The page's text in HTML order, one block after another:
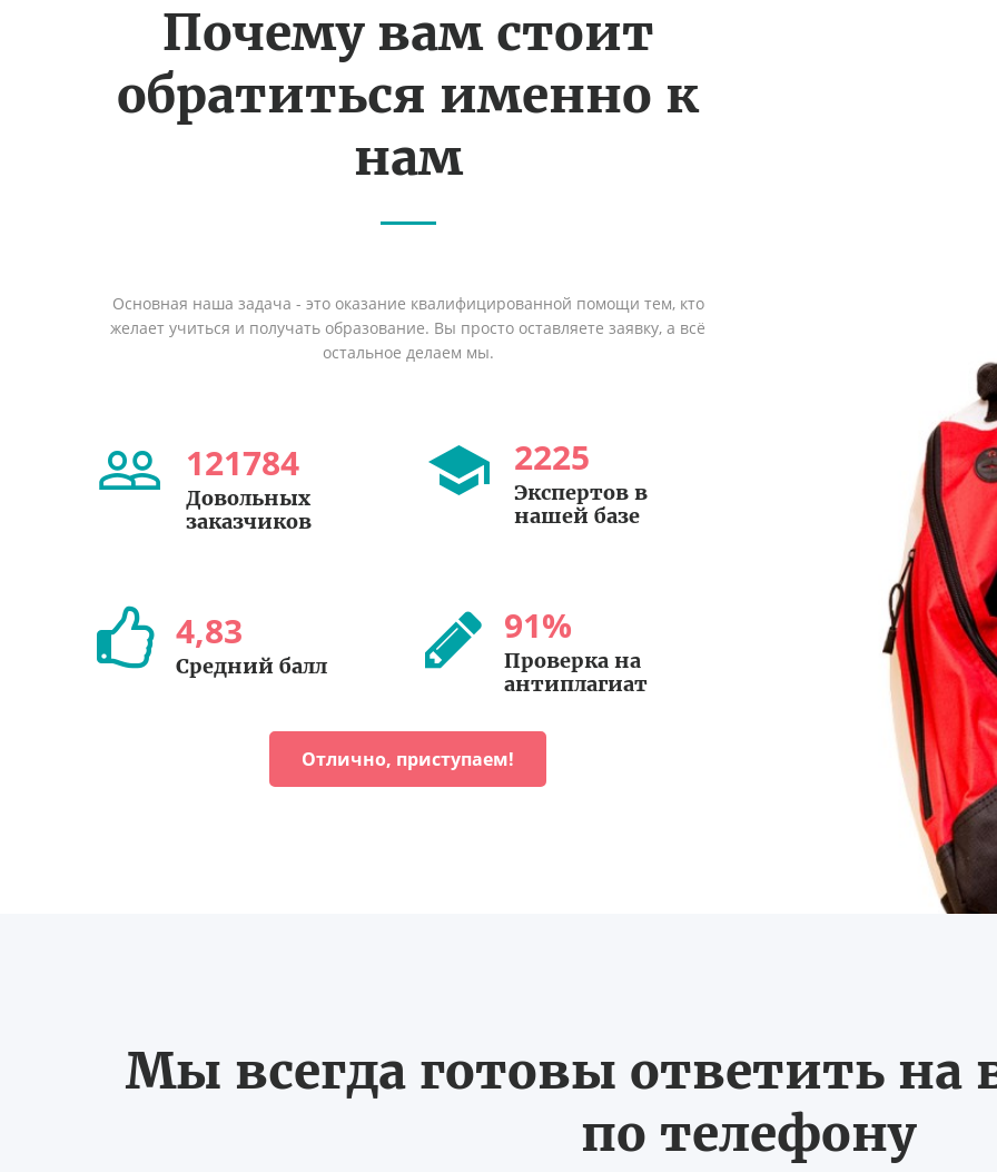
Почему вам стоит
обратиться именно к
нам
Основная наша задача - это оказание квалифицированной помощи тем, кто
желает учиться и получать образование. Вы просто оставляете заявку, а всё
остальное делаем мы.
121784
Довольных
заказчиков
2225
Экспертов в
нашей базе
4,83
Средний балл
91%
Проверка на
антиплагиат
Отлично, приступаем!
Мы всегда готовы ответить
по телефону